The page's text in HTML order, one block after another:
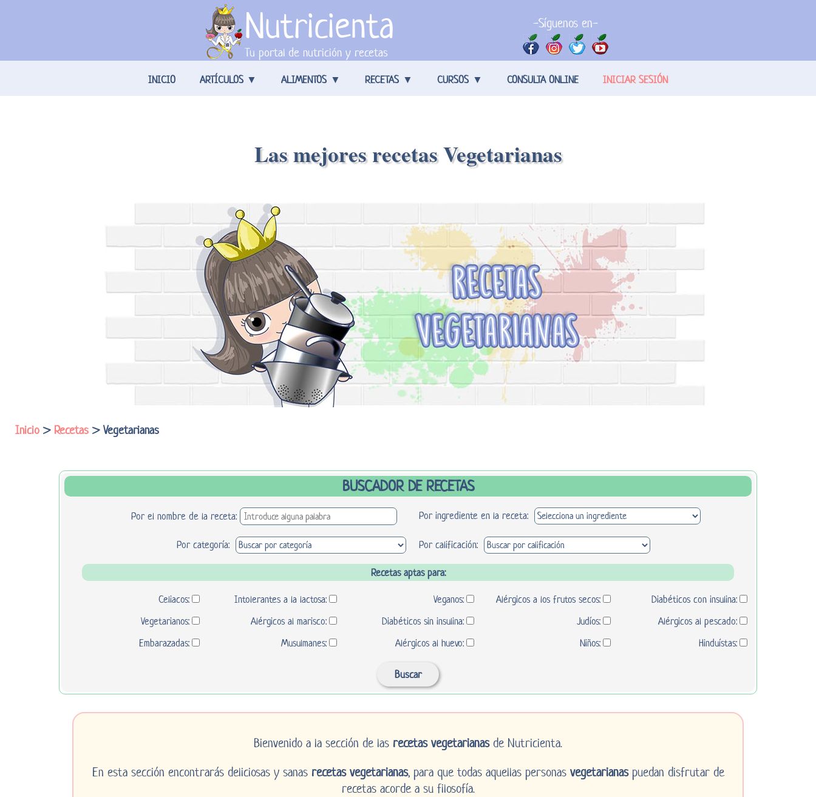
Nutricienta
Tu portal de nutrición y recetas
-Síguenos en-
INICIO ARTÍCULOS ALIMENTOS RECETAS CURSOS CONSULTA ONLINE INICIAR SESIÓN
Las mejores recetas Vegetarianas
Inicio > Recetas > Vegetarianas
BUSCADOR DE RECETAS
Por el nombre de la receta: Por ingrediente en la receta:
Por categoría: Por calificación:
Recetas aptas para:
Celiacos:
Intolerantes a la lactosa: Veganos: Alérgicos a los frutos secos:
Diabéticos con insulina:
Vegetarianos:
Alérgicos al marisco: Diabéticos sin insulina: Judíos:
Alérgicos al pescado:
Embarazadas:
Musulmanes: Alérgicos al huevo: Niños: Hinduístas:
Bienvenido a la sección de las recetas vegetarianasde Nutricienta.
En esta sección encontrarás deliciosas y sanas recetas vegetarianas, para que todas aquellas personas vegetarianaspuedan disfrutar de
recetas acorde a su filosofía.